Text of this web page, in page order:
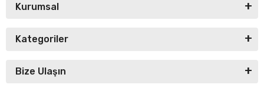
Kurumsal
Kategoriler
Bize Ulaşın